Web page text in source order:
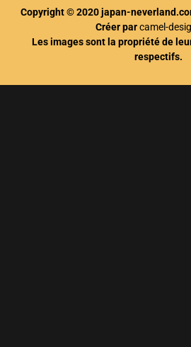
Copyright © 2020 japan-
Créer parcamel-
Les images sont la propriété de
respectifs.